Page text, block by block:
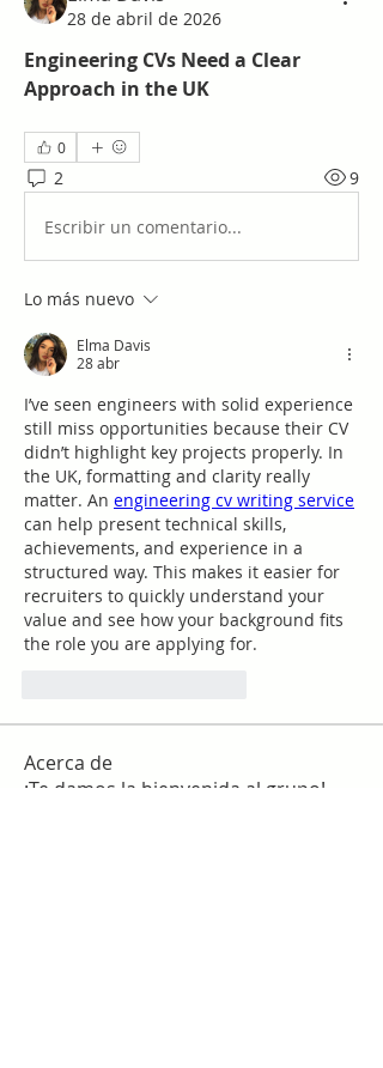
28 de abril de 2026
Engineering CVs Need a Clear
Approach in the UK
0
2 9
Escribir un comentario...
Lo más nuevo
Elma Davis
28 abr
I’ve seen engineers with solid experience
still miss opportunities because their CV
didn’t highlight key projects properly. In
the UK, formatting and clarity really
matter. An engineering cv writing service
can help present technical skills,
achievements, and experience in a
structured way. This makes it easier for
recruiters to quickly understand your
value and see how your background fits
the role you are applying for.
Acerca de
¡Te damos la bienvenida al grupo!